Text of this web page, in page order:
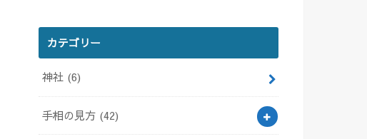
カテゴリー
神社 (6)
手相の見方 (42)